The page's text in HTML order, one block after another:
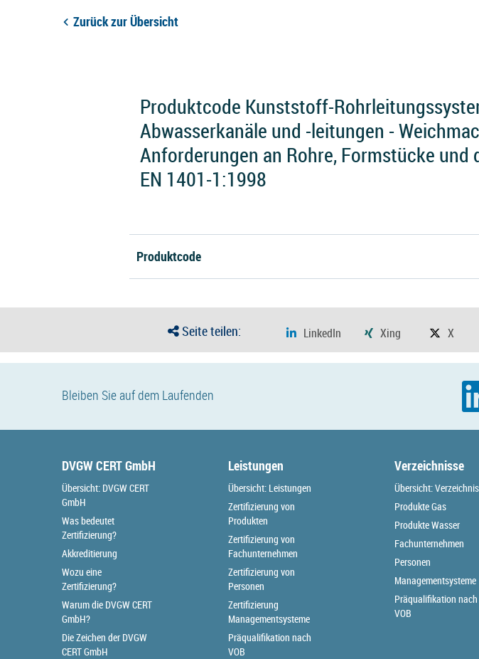
Zurück zur Übersicht
Produktcode Kunststoff-
Abwasserkanäle und -leitungen -
Anforderungen an Rohre, Formstücke
EN 1401-1:1998
Produktcode
Seite teilen:
Bleiben Sie auf dem Laufenden
DVGW CERT GmbH
Übersicht: DVGW CERT
GmbH
Was bedeutet
Zertifizierung?
Akkreditierung
Wozu eine
Zertifizierung?
Warum die DVGW CERT
GmbH?
Die Zeichen der DVGW
CERT GmbH
Leistungen
Übersicht: Leistungen
Zertifizierung von
Produkten
Zertifizierung von
Fachunternehmen
Zertifizierung von
Personen
Zertifizierung
Managementsysteme
Präqualifikation nach
VOB
Verzeichnisse
Übersicht:
Produkte Gas
Produkte Wasser
Fachunternehmen
Personen
Managementsysteme
Präqualifikation nach
VOB